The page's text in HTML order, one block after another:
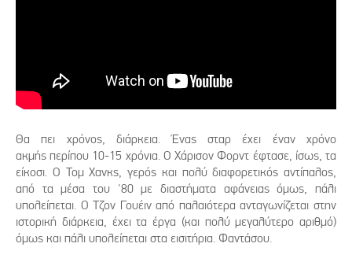
Θα πει χρόνος, διάρκεια. Ένας σταρ έχει έναν χρόνο
ακμής περίπου 10-15 χρόνια. Ο Χάρισον Φορντ έφτασε, ίσως, τα
είκοσι. Ο Τομ Χανκς, γερός και πολύ διαφορετικός αντίπαλος,
από τα μέσα του '80 με διαστήματα αφάνειας όμως, πάλι
υπολείπεται. Ο Τζον Γουέιν από παλαιότερα ανταγωνίζεται στην
ιστορική διάρκεια, έχει τα έργα (και πολύ μεγαλύτερο αριθμό)
όμως και πάλι υπολείπεται στα εισιτήρια. Φαντάσου.